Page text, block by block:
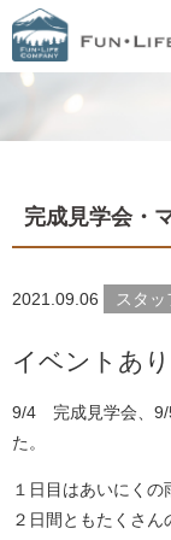
完成見学会・
2021.09.06 スタ
イベントあ
9/4 完成見学会、9/
た。
１日目はあいにくの
２日間ともたくさ